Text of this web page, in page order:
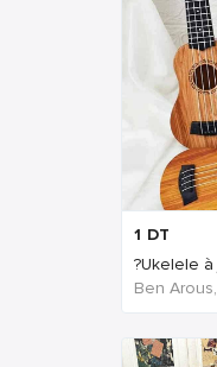
1 DT
?Ukelele
Ben